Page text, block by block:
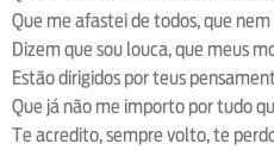
Que me afastei de todos, que
Dizem que sou louca, que meus
Estão dirigidos por teus
Que já não me importo por tudo
Te acredito, sempre volto, te